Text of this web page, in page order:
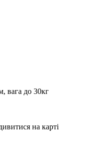
вага до 30кг
на карті